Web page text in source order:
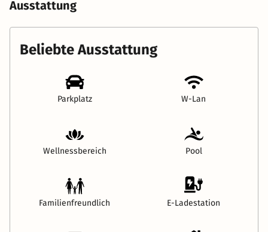
Ausstattung
Beliebte Ausstattung
Parkplatz W-Lan
Wellnessbereich Pool
Familienfreundlich E-Ladestation